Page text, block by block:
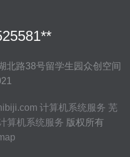
北路38号留学生园众创空间
计算机系统服务 芜
算机系统服务 版权所有